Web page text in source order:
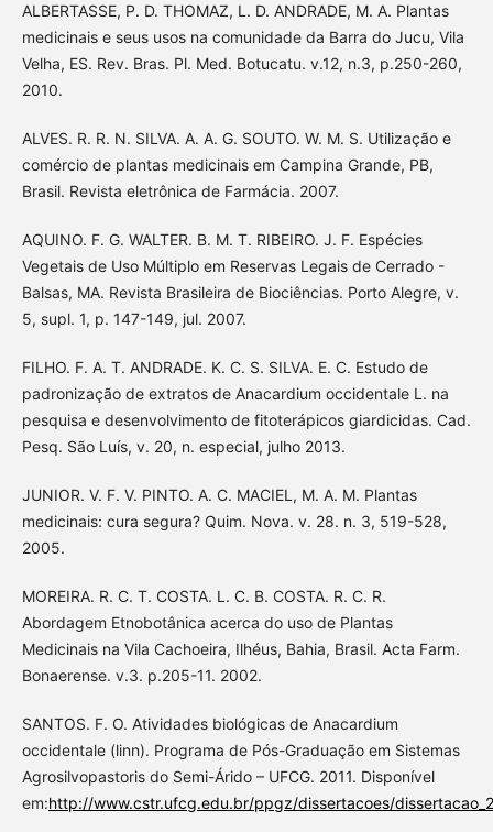
ALBERTASSE, P. D. THOMAZ, L. D. ANDRADE, M. A. Plantas
medicinais e seus usos na comunidade da Barra do Jucu, Vila
Velha, ES. Rev. Bras. Pl. Med. Botucatu. v.12, n.3, p.250-260,
2010.
ALVES. R. R. N. SILVA. A. A. G. SOUTO. W. M. S. Utilização e
comércio de plantas medicinais em Campina Grande, PB,
Brasil. Revista eletrônica de Farmácia. 2007.
AQUINO. F. G. WALTER. B. M. T. RIBEIRO. J. F. Espécies
Vegetais de Uso Múltiplo em Reservas Legais de Cerrado -
Balsas, MA. Revista Brasileira de Biociências. Porto Alegre, v.
5, supl. 1, p. 147-149, jul. 2007.
FILHO. F. A. T. ANDRADE. K. C. S. SILVA. E. C. Estudo de
padronização de extratos de Anacardium occidentale L. na
pesquisa e desenvolvimento de fitoterápicos giardicidas. Cad.
Pesq. São Luís, v. 20, n. especial, julho 2013.
JUNIOR. V. F. V. PINTO. A. C. MACIEL, M. A. M. Plantas
medicinais: cura segura? Quim. Nova. v. 28. n. 3, 519-528,
2005.
MOREIRA. R. C. T. COSTA. L. C. B. COSTA. R. C. R.
Abordagem Etnobotânica acerca do uso de Plantas
Medicinais na Vila Cachoeira, Ilhéus, Bahia, Brasil. Acta Farm.
Bonaerense. v.3. p.205-11. 2002.
SANTOS. F. O. Atividades biológicas de Anacardium
occidentale (linn). Programa de Pós-Graduação em Sistemas
Agrosilvopastoris do Semi-Árido – UFCG. 2011. Disponível
em:http://www.cstr.ufcg.edu.br/ppgz/dissertacoes/